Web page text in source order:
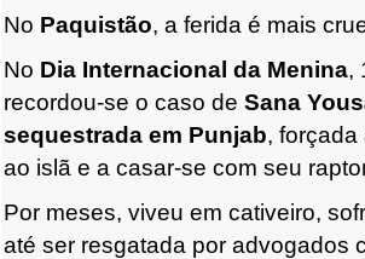
No Paquistão, a ferida é mais
No Dia Internacional da Menina,
recordou-se o caso de Sana
sequestrada em Punjab, forçada
ao islã e a casar-se com seu
Por meses, viveu em cativeiro,
até ser resgatada por advogados